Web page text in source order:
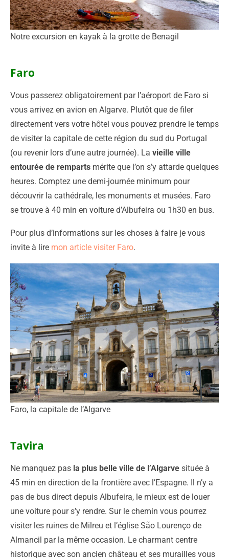
Notre excursion en kayak à la grotte de Benagil
Faro
Vous passerez obligatoirement par l’aéroport de Faro si
vous arrivez en avion en Algarve. Plutôt que de filer
directement vers votre hôtel vous pouvez prendre le temps
de visiter la capitale de cette région du sud du Portugal
(ou revenir lors d’une autre journée). La vieille ville
entourée de remparts mérite que l’on s’y attarde quelques
heures. Comptez une demi-journée minimum pour
découvrir la cathédrale, les monuments et musées. Faro
se trouve à 40 min en voiture d’Albufeira ou 1h30 en bus.
Pour plus d’informations sur les choses à faire je vous
invite à lire mon article visiter Faro.
Faro, la capitale de l’Algarve
Tavira
Ne manquez pas la plus belle ville de l’Algarve située à
45 min en direction de la frontière avec l’Espagne. Il n’y a
pas de bus direct depuis Albufeira, le mieux est de louer
une voiture pour s’y rendre. Sur le chemin vous pourrez
visiter les ruines de Milreu et l’église São Lourenço de
Almancil par la même occasion. Le charmant centre
historique avec son ancien château et ses murailles vous